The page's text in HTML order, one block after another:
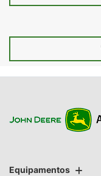
Equipamentos